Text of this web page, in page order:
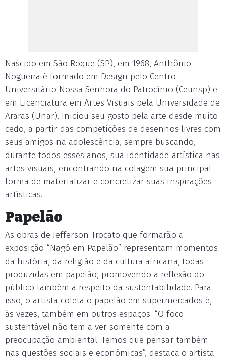
Nascido em São Roque (SP), em 1968, Anthônio
Nogueira é formado em Design pelo Centro
Universitário Nossa Senhora do Patrocínio (Ceunsp) e
em Licenciatura em Artes Visuais pela Universidade de
Araras (Unar). Iniciou seu gosto pela arte desde muito
cedo, a partir das competições de desenhos livres com
seus amigos na adolescência, sempre buscando,
durante todos esses anos, sua identidade artística nas
artes visuais, encontrando na colagem sua principal
forma de materializar e concretizar suas inspirações
artísticas.
Papelão
As obras de Jefferson Trocato que formarão a
exposição “Nagô em Papelão” representam momentos
da história, da religião e da cultura africana, todas
produzidas em papelão, promovendo a reflexão do
público também a respeito da sustentabilidade. Para
isso, o artista coleta o papelão em supermercados e,
às vezes, também em outros espaços. “O foco
sustentável não tem a ver somente com a
preocupação ambiental. Temos que pensar também
nas questões sociais e econômicas”, destaca o artista.